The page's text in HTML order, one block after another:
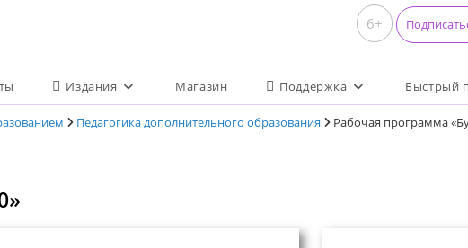
6+
Издания Магазин Поддержка Быстрый
Педагогика дополнительного образования Рабочая программа